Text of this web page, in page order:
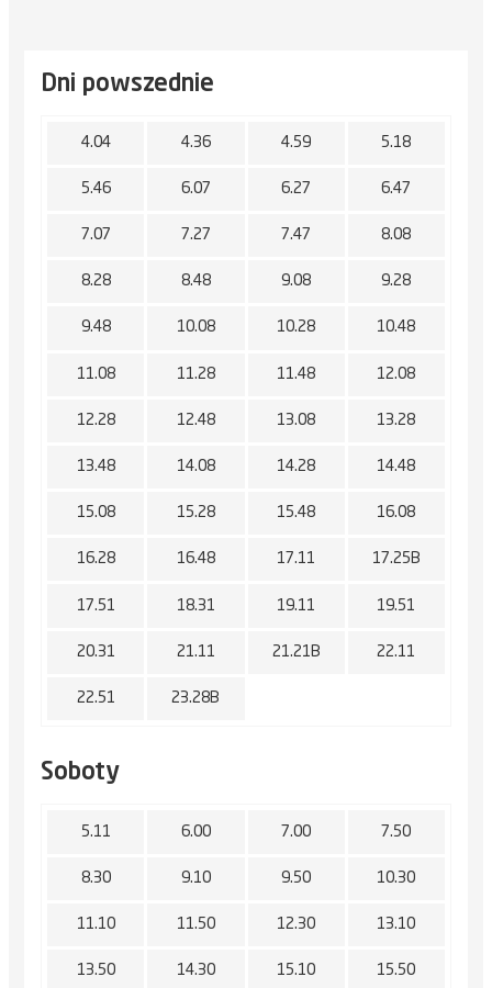
Dni powszednie
4.04 4.36 4.59 5.18
5.46 6.07 6.27 6.47
7.07 7.27 7.47 8.08
8.28 8.48 9.08 9.28
9.48 10.08 10.28 10.48
11.08 11.28 11.48 12.08
12.28 12.48 13.08 13.28
13.48 14.08 14.28 14.48
15.08 15.28 15.48 16.08
16.28 16.48 17.11 17.25B
17.51 18.31 19.11 19.51
20.31 21.11 21.21B 22.11
22.51 23.28B
Soboty
5.11 6.00 7.00 7.50
8.30 9.10 9.50 10.30
11.10 11.50 12.30 13.10
13.50 14.30 15.10 15.50